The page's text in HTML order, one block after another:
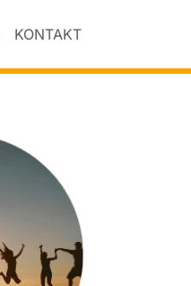
KONTAKT